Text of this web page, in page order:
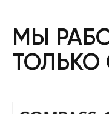
МЫ
ТОЛЬКО